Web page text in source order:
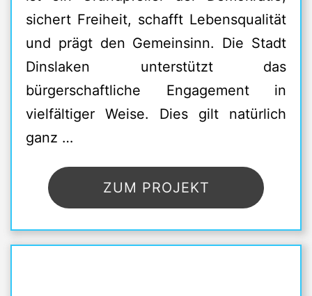
sichert Freiheit, schafft Lebensqualität
und prägt den Gemeinsinn. Die Stadt
Dinslaken unterstützt das
bürgerschaftliche Engagement in
vielfältiger Weise. Dies gilt natürlich
ganz …
ZUM PROJEKT